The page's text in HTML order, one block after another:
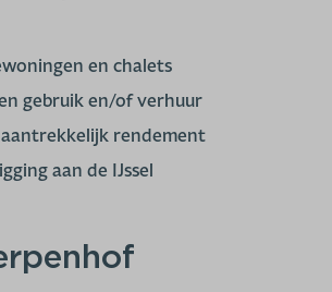
en chalets
gebruik en/of verhuur
rendement
aan de IJssel